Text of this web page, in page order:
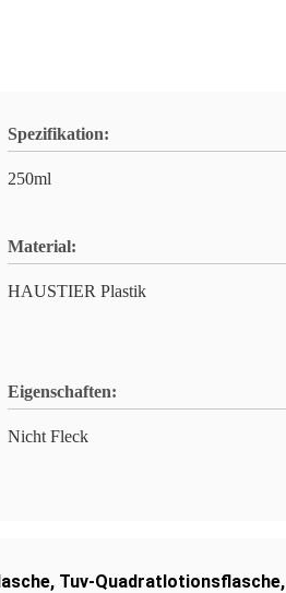
Spezifikation:
250ml
Material:
HAUSTIER Plastik
Eigenschaften:
Nicht Fleck
, Tuv-Quadratlotionsflasche,